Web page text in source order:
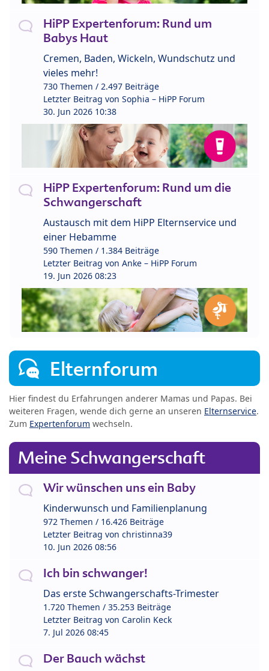
HiPP Expertenforum: Rund um
Babys Haut
Cremen, Baden, Wickeln, Wundschutz und
vieles mehr!
730 Themen / 2.497 Beiträge
Letzter Beitrag von Sophia – HiPP Forum
30. Jun 2026 10:38
HiPP Expertenforum: Rund um die
Schwangerschaft
Austausch mit dem HiPP Elternservice und
einer Hebamme
590 Themen / 1.384 Beiträge
Letzter Beitrag von Anke – HiPP Forum
19. Jun 2026 08:23
Elternforum
Hier findest du Erfahrungen anderer Mamas und Papas. Bei
weiteren Fragen, wende dich gerne an unseren Elternservice.
Zum Expertenforum wechseln.
Meine Schwangerschaft
Wir wünschen uns ein Baby
Kinderwunsch und Familienplanung
972 Themen / 16.426 Beiträge
Letzter Beitrag von christinna39
10. Jun 2026 08:56
Ich bin schwanger!
Das erste Schwangerschafts-Trimester
1.720 Themen / 35.253 Beiträge
Letzter Beitrag von Carolin Keck
7. Jul 2026 08:45
Der Bauch wächst